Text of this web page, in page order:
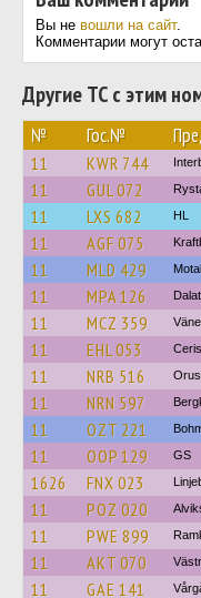
Вы не вошли на сайт.
Комментарии могут
Другие ТС с этим
№ Гос.№
11 KWR 744
11 GUL 072
11 LXS 682 HL
11 AGF 075
11 MLD 429
11 MPA 126
11 MCZ 359
11 EHL 053
11 NRB 516
11 NRN 597
11 OZT 221
11 OOP 129 GS
1626 FNX 023
11 POZ 020
11 PWE 899
11 AKT 070
11 GAE 141